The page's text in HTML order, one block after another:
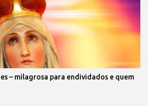
– milagrosa para endividados e quem